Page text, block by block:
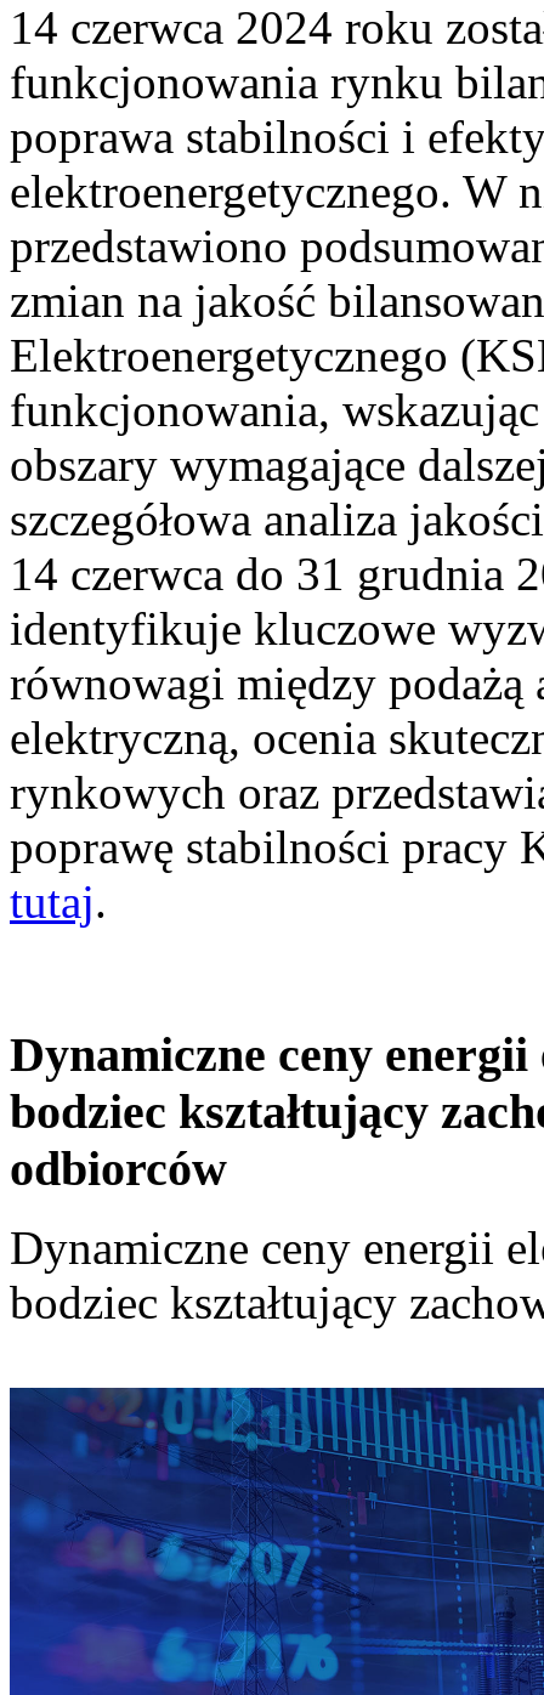
14 czerwca 2024 roku
funkcjonowania rynku
poprawa stabilności i
elektroenergetycznego. W
przedstawiono
zmian na jakość
Elektroenergetycznego
funkcjonowania,
obszary wymagające
szczegółowa analiza
14 czerwca do 31 grudnia
identyfikuje kluczowe
równowagi między podażą
elektryczną, ocenia
rynkowych oraz
poprawę stabilności pracy
tutaj.
Dynamiczne ceny
bodziec kształtujący
odbiorców
Dynamiczne ceny energii
bodziec kształtujący